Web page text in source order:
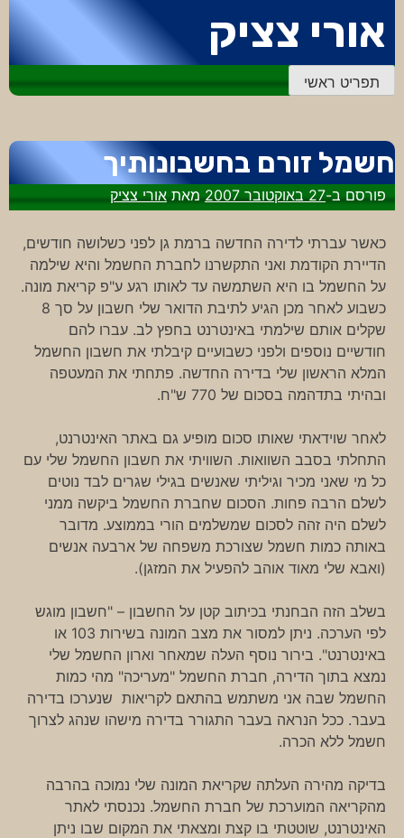
לתוכן
אורי צציק
תפריט ראשי
חשמל זורם בחשבונותיך
פורסם ב-27 באוקטובר 2007 מאתאורי צציק
כאשר עברתי לדירה החדשה ברמת גן לפני כשלושה חודשים,
הדיירת הקודמת ואני התקשרנו לחברת החשמל והיא שילמה
על החשמל בו היא השתמשה עד לאותו רגע ע"פ קריאת מונה.
כשבוע לאחר מכן הגיע לתיבת הדואר שלי חשבון על סך 8
שקלים אותם שילמתי באינטרנט בחפץ לב. עברו להם
חודשיים נוספים ולפני כשבועיים קיבלתי את חשבון החשמל
המלא הראשון שלי בדירה החדשה. פתחתי את המעטפה
ובהיתי בתדהמה בסכום של 770 ש"ח.
לאחר שוידאתי שאותו סכום מופיע גם באתר האינטרנט,
התחלתי בסבב השוואות. השוויתי את חשבון החשמל שלי עם
כל מי שאני מכיר וגיליתי שאנשים בגילי שגרים לבד נוטים
לשלם הרבה פחות. הסכום שחברת החשמל ביקשה ממני
לשלם היה זהה לסכום שמשלמים הורי בממוצע. מדובר
באותה כמות חשמל שצורכת משפחה של ארבעה אנשים
(ואבא שלי מאוד אוהב להפעיל את המזגן).
בשלב הזה הבחנתי בכיתוב קטן על החשבון – "חשבון מוגש
לפי הערכה. ניתן למסור את מצב המונה בשירות 103 או
באינטרנט". בירור נוסף העלה שמאחר וארון החשמל שלי
נמצא בתוך הדירה, חברת החשמל "מעריכה" מהי כמות
החשמל שבה אני משתמש בהתאם לקריאות שנערכו בדירה
בעבר. ככל הנראה בעבר התגורר בדירה מישהו שנהג לצרוך
חשמל ללא הכרה.
בדיקה מהירה העלתה שקריאת המונה שלי נמוכה בהרבה
מהקריאה המוערכת של חברת החשמל. נכנסתי לאתר
האינטרנט, שוטטתי בו קצת ומצאתי את המקום שבו ניתן